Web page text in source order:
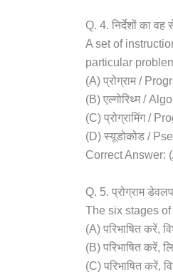
Q. 4. निर्देशों का वह
A set of
particular
(A) प्रोग्राम /
(B) एल्गोरिथ्म /
(C) प्रोग्रामिंग /
(D) स्यूडोकोड /
Correct Answer:
Q. 5. प्रोग्राम
The six stages
(A) परिभाषित करें,
(B) परिभाषित करें,
(C) परिभाषित करें,